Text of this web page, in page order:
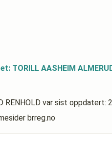
AASHEIM
RENHOLD var sist oppdatert:
brreg.no